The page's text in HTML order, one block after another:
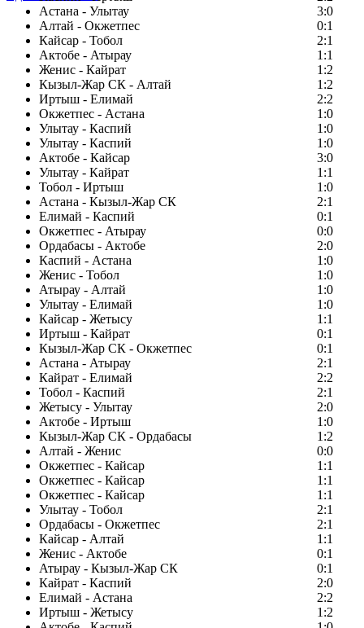
Астана - Улытау
3:0
Алтай - Окжетпес
0:1
Кайсар - Тобол
2:1
Актобе - Атырау
1:1
Женис - Кайрат
1:2
Кызыл-Жар СК - Алтай
1:2
Иртыш - Елимай
2:2
Окжетпес - Астана
1:0
Улытау - Каспий
1:0
Улытау - Каспий
1:0
Актобе - Кайсар
3:0
Улытау - Кайрат
1:1
Тобол - Иртыш
1:0
Астана - Кызыл-Жар СК
2:1
Елимай - Каспий
0:1
Окжетпес - Атырау
0:0
Ордабасы - Актобе
2:0
Каспий - Астана
1:0
Женис - Тобол
1:0
Атырау - Алтай
1:0
Улытау - Елимай
1:0
Кайсар - Жетысу
1:1
Иртыш - Кайрат
0:1
Кызыл-Жар СК - Окжетпес
0:1
Астана - Атырау
2:1
Кайрат - Елимай
2:2
Тобол - Каспий
2:1
Жетысу - Улытау
2:0
Актобе - Иртыш
1:0
Кызыл-Жар СК - Ордабасы
1:2
Алтай - Женис
0:0
Окжетпес - Кайсар
1:1
Окжетпес - Кайсар
1:1
Окжетпес - Кайсар
1:1
Улытау - Тобол
2:1
Ордабасы - Окжетпес
2:1
Кайсар - Алтай
1:1
Женис - Актобе
0:1
Атырау - Кызыл-Жар СК
0:1
Кайрат - Каспий
2:0
Елимай - Астана
2:2
Иртыш - Жетысу
1:2